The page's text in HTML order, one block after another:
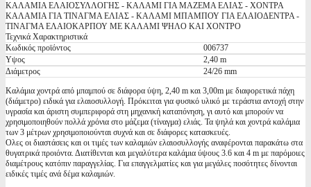
ΚΑΛΑΜΙΑ ΕΛΑΙΟΣΥΛΛΟΓΗΣ - ΚΑΛΑΜΙ ΓΙΑ ΜΑΖΕΜΑ ΕΛΙΑΣ - ΧΟΝΤΡΑ
ΚΑΛΑΜΙΑ ΓΙΑ ΤΙΝΑΓΜΑ ΕΛΙΑΣ - ΚΑΛΑΜΙ ΜΠΑΜΠΟΥ ΓΙΑ ΕΛΑΙΟΔΕΝΤΡΑ -
ΤΙΝΑΓΜΑ ΕΛΑΙΟΚΑΡΠΟΥ ΜΕ ΚΑΛΑΜΙ ΨΗΛΟ ΚΑΙ ΧΟΝΤΡΟ
Τεχνικά Χαρακτηριστικά
Κωδικός προϊόντος
006737
Υψος
2,40 m
Διάμετρος
24/26 mm
Καλάμια χοντρά από μπαμπού σε διάφορα ύψη, 2,40 m και 3,00m με διαφορετικά πάχη
(διάμετρο) ειδικά για ελαιοσυλλογή. Πρόκειται για φυσικό υλικό με τεράστια αντοχή στην
υγρασία και άριστη συμπεριφορά στη μηχανική καταπόνηση, γι αυτό και μπορούν να
χρησιμοποιηθούν πολλά χρόνια στο μάζεμα (τίναγμα) ελιάς. Τα ψηλά και χοντρά καλάμια
των 3 μέτρων χρησιμοποιούνται συχνά και σε διάφορες κατασκευές.
Ολες οι διαστάσεις και οι τιμές των καλαμιών ελαιοσυλλογής αναφέρονται παρακάτω στα
θυγατρικά προιόντα. Διατίθενται και μεγαλύτερα καλάμια ύψους 3.6 και 4 m με παρόμοιες
διαμέτρους κατόπιν παραγγελίας. Για επαγγελματίες και για μεγάλες ποσότητες δίνονται
ειδικές τιμές ανά δέμα καλαμιών.